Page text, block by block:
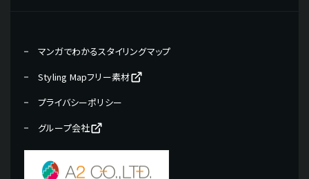
マンガでわかるスタイリングマップ
Styling Mapフリー素材
プライバシーポリシー
グループ会社